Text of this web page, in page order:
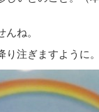
ね。
り注ぎますように